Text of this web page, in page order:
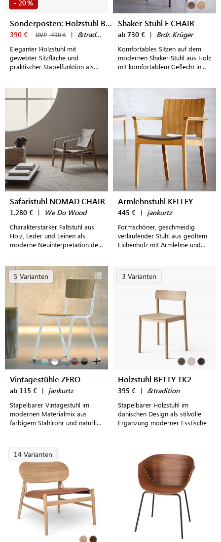
- 20%
Sonderposten: Holzstuhl BETTY TK1
390 € UVP 490 € | &tradition
Eleganter Holzstuhl mit
gewebter Sitzfläche und
praktischer Stapelfunktion als
Shaker-Stuhl F CHAIR
ab 730 € | Brdr. Krüger
Komfortables Sitzen auf dem
modernen Shaker-Stuhl aus Holz
mit komfortablem Geflecht in
Safaristuhl NOMAD CHAIR
1.280 € | We Do Wood
Charakterstarker Faltstuhl aus
Holz, Leder und Leinen als
moderne Neuinterpretation des
Armlehnstuhl KELLEY
445 € | jankurtz
Formschöner, geschmeidig
verlaufender Stuhl aus geöltem
Eichenholz mit Armlehne und
5 Varianten
+
Vintagestühle ZERO
ab 115 € | jankurtz
Stapelbarer Vintagestuhl im
modernen Materialmix aus
farbigem Stahlrohr und natürlich
3 Varianten
Holzstuhl BETTY TK2
395 € | &tradition
Stapelbarer Holzstuhl im
dänischen Design als stilvolle
Ergänzung moderner Esstische
14 Varianten